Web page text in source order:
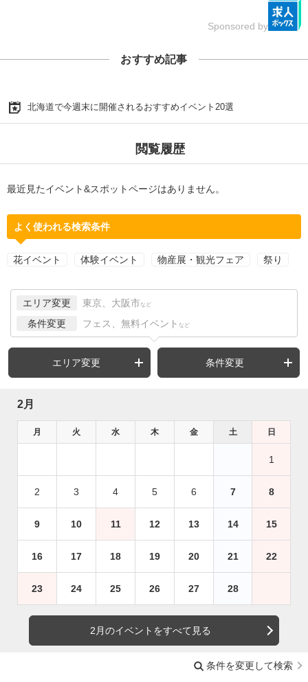
Sponsored by
おすすめ記事
北海道で今週末に開催されるおすすめイベント20選
閲覧履歴
最近見たイベント&スポットページはありません。
よく使われる検索条件
花イベント 体験イベント 物産展・観光フェア 祭り
エリア変更 東京、大阪市 など
条件変更 フェス、無料イベント など
エリア変更 条件変更
2月
月 火 水 木 金 土 日
1
2 3 4 5 6 7 8
9 10 11 12 13 14 15
16 17 18 19 20 21 22
23 24 25 26 27 28
2月のイベントをすべて見る
条件を変更して検索